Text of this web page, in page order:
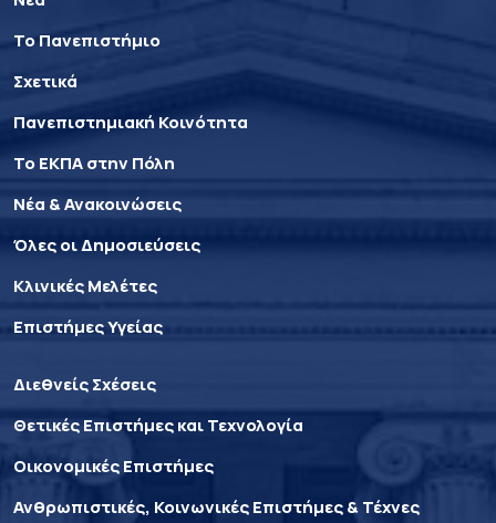
Το Πανεπιστήμιο
Σχετικά
Πανεπιστημιακή Κοινότητα
Το ΕΚΠΑ στην Πόλη
Νέα & Ανακοινώσεις
Όλες οι Δημοσιεύσεις
Κλινικές Μελέτες
Επιστήμες Υγείας
Διεθνείς Σχέσεις
Θετικές Επιστήμες και Τεχνολογία
Οικονομικές Επιστήμες
Ανθρωπιστικές, Κοινωνικές Επιστήμες & Τέχνες